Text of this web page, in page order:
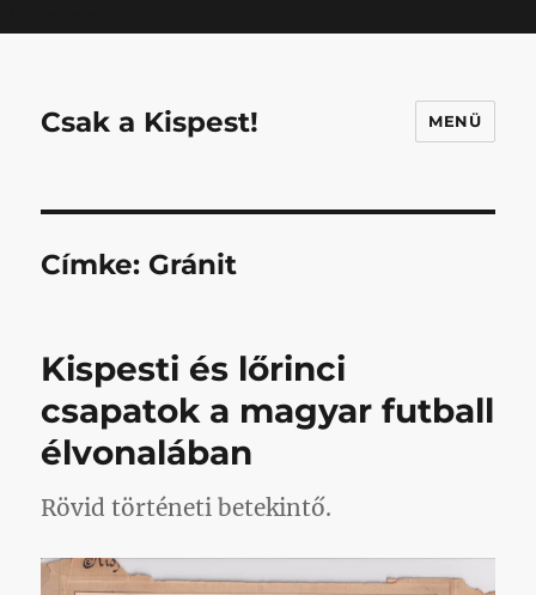
Csak a Kispest! MENÜ
Címke: Gránit
Kispesti és lőrinci
csapatok a magyar futball
élvonalában
Rövid történeti betekintő.